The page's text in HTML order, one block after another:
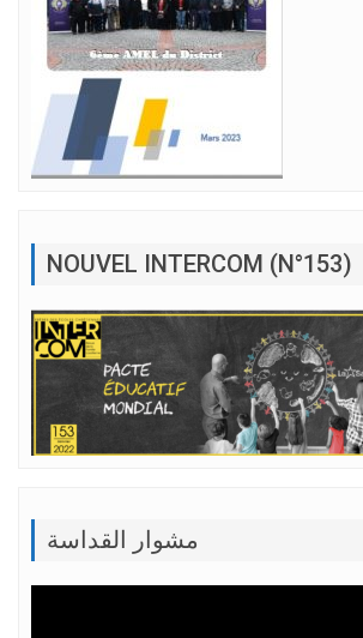
NOUVEL INTERCOM (N°153)
مشوار القداسة